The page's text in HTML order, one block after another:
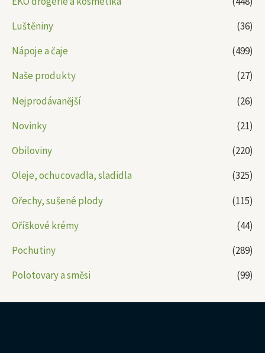
Luštěniny
(36)
Nápoje a čaje
(499)
Naše produkty
(27)
Nejprodávanější
(26)
Novinky
(21)
Obiloviny
(220)
Oleje, ochucovadla, sladidla
(325)
Ořechy, sušené plody
(115)
Oříškové krémy
(44)
Pochutiny
(289)
Polotovary a směsi
(99)